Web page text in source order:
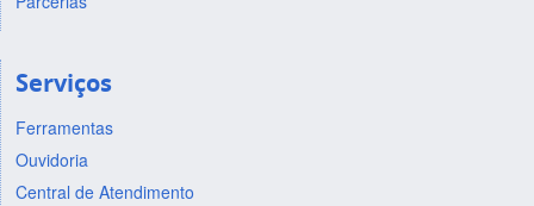
Serviços
Ferramentas
Ouvidoria
Central de Atendimento